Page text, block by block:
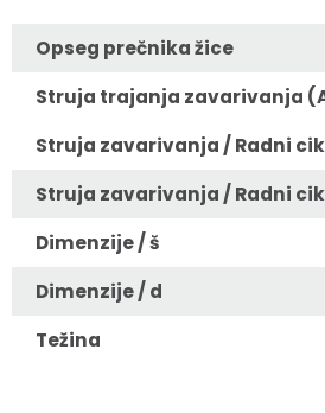
Opseg prečnika žice
Struja trajanja zavarivanja
Struja zavarivanja / Radni
Struja zavarivanja / Radni
Dimenzije / š
Dimenzije / d
Težina